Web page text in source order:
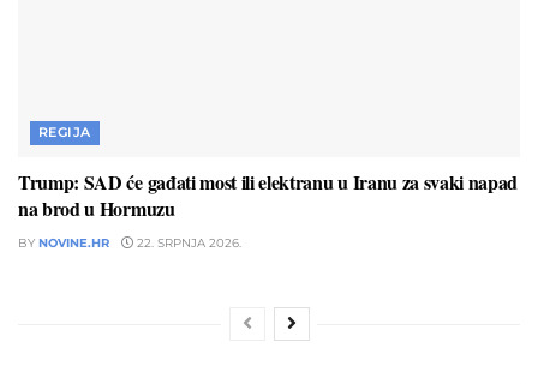
REGIJA
Trump: SAD će gađati most ili elektranu u Iranu za svaki napad
na brod u Hormuzu
BY NOVINE.HR 22. SRPNJA 2026.